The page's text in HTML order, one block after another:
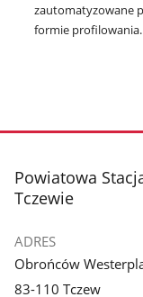
zautomatyzowane
formie profilowania.
stopka
Powiatowa
Tczewie
ADRES
Obrońców
83-110 Tczew